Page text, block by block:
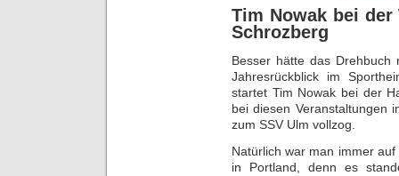
Tim Nowak bei
Schrozberg
Besser hätte das
Jahresrückblick im
startet Tim Nowak bei der
bei diesen Veranstaltungen
zum SSV Ulm vollzog.
Natürlich war man immer
in Portland, denn es